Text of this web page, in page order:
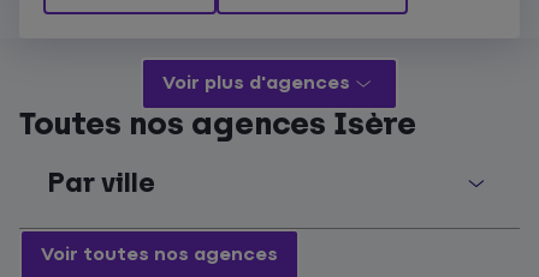
Voir plus d'agences
Toutes nos agences Isère
Par ville
Voir toutes nos agences